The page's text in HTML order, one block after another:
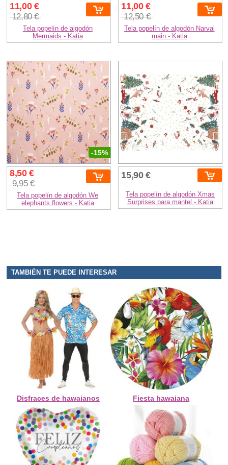
11,00 €
12,80 €
Tela popelín de algodón
Mermaids - Katia
11,00 €
12,50 €
Tela popelín de algodón Narval
main - Katia
-15%
8,50 €
9,95 €
Tela popelín de algodón We
elephants flowers - Katia
15,90 €
Tela popelín de algodón Xmas
Surprises para mantel - Katia
TAMBIÉN TE PUEDE INTERESAR
Disfraces de hawaianos Fiesta hawaiana